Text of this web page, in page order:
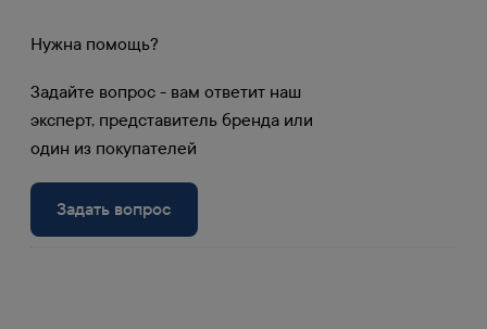
приобретать продукцию на самых выгодных
Получите доступ к личному кабинету и
узнайте вашу скидку.
Войти в личный
Нужна помощь?
Задайте вопрос - вам ответит наш
эксперт, представитель бренда или
один из покупателей
Задать вопрос